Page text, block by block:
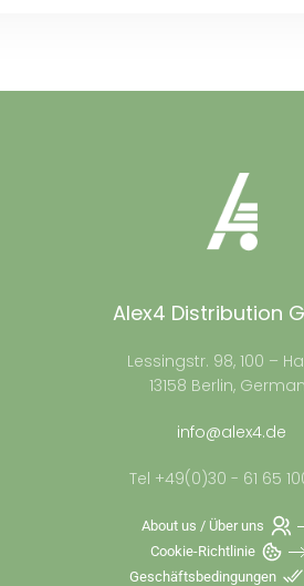
Alex4 Distribution
Lessingstr. 98, 100 –
13158 Berlin,
info@alex4.de
Tel +49(0)30 - 61 65
About us / Über uns
Cookie-Richtlinie
Geschäftsbedingungen